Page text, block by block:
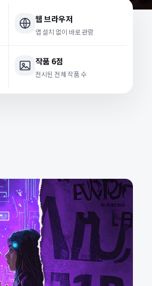
웹 브라우저
앱 설치 없이 바로 관람
작품 6점
전시된 전체 작품 수